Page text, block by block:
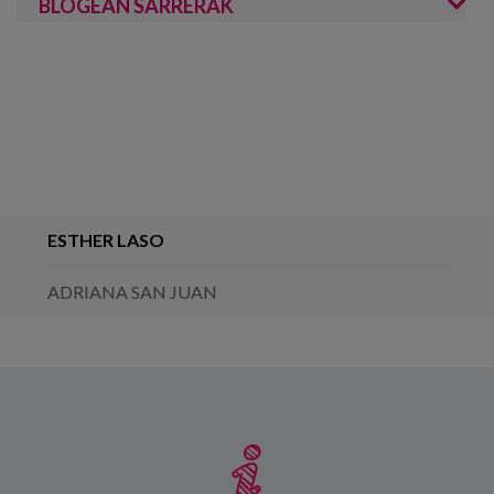
BLOGEAN SARRERAK
ESTHER LASO
ADRIANA SAN JUAN